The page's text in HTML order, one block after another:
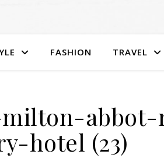
FASHION TRAVEL
hotel (23)